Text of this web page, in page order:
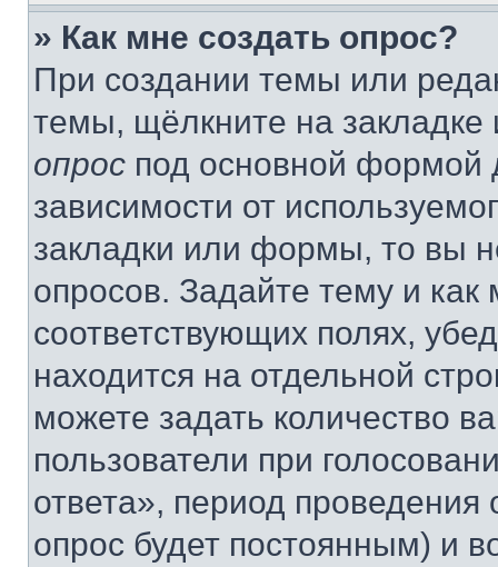
» Как мне создать опрос?
При создании темы или
темы, щёлкните на
опрос под основной формой
зависимости от
закладки или формы, то вы
опросов. Задайте тему и
соответствующих полях,
находится на отдельной
можете задать количество
пользователи при
ответа», период проведения
опрос будет постоянным) и